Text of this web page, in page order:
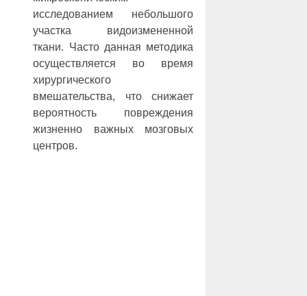
исследованием небольшого
участка видоизмененной
ткани. Часто данная методика
осуществляется во время
хирургического
вмешательства, что снижает
вероятность повреждения
жизненно важных мозговых
центров.